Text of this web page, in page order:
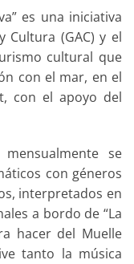
es una iniciativa
Cultura (GAC) y el
cultural que
con el mar, en el
con el apoyo del
se
con géneros
interpretados en
a bordo de “La
hacer del Muelle
tanto la música